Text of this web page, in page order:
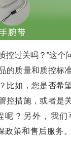
控过关吗？”这个
的质量和质控标
比如，您是否希
控措施，或者是
呢？另外，我们
政策和售后服务